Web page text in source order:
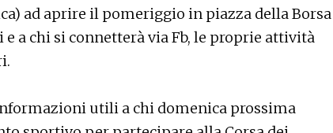
ad aprire il pomeriggio in piazza della Borsa
a chi si connetterà via Fb, le proprie attività
utili a chi domenica prossima